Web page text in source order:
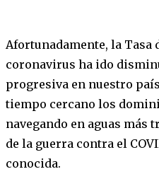
Afortunadamente, la Tasa
coronavirus ha ido
progresiva en nuestro
tiempo cercano los
navegando en aguas más
de la guerra contra el
conocida.